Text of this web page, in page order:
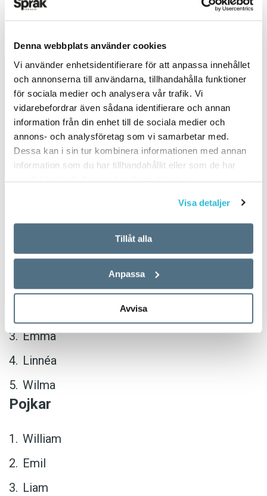
Denna webbplats använder cookies
Vi använder enhetsidentifierare för att anpassa innehållet
och annonserna till användarna, tillhandahålla funktioner
för sociala medier och analysera vår trafik. Vi
vidarebefordrar även sådana identifierare och annan
information från din enhet till de sociala medier och
annons- och analysföretag som vi samarbetar med.
Dessa kan i sin tur kombinera informationen med annan
information som du har tillhandahållit eller som de har
samlat in när du har använt deras tjänster.
Visa detaljer
Tillåt alla
Anpassa
Avvisa
ARTIKLAR OKATEGORISERADE
5 vanligaste
svenskspråkiga första
förnamnen för nyfödda
i Finland 2017
Flickor
Ellen
Emma
Linnéa
Wilma
Pojkar
William
Emil
Liam